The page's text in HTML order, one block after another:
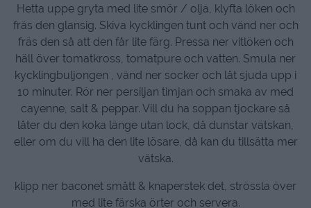
Hetta uppe gryta med lite smör / olja, klyfta löken och
fräs den glansig. Skiva kycklingen tunt och vänd ner och
fräs den så att den får lite färg. Pressa ner vitlöken och
häll över tomatkross, tomatpure och vatten. Smula ner
kycklingbuljongen , vänd ner socker och låt sjuda upp i
10 minuter. Rör ner persiljan timjan och smaka av med
cayenne, salt & peppar. Vill du ha soppan tjockare så
låter du den koka länge utan lock, då dunstar vätskan,
eller om du vill ha den lite lösare, då kan du tillsätta mer
vätska.
klipp ner baconet smått & knaperstek det, strössla över
med lite färska örter och servera.